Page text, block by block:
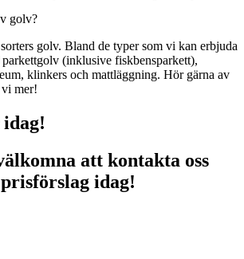
golv?
golv. Bland de typer som vi kan erbjuda
(inklusive fiskbensparkett),
klinkers och mattläggning. Hör gärna av
vi mer!
att kontakta oss
idag!